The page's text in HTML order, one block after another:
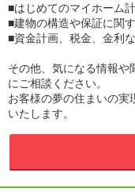
■はじめてのマイホーム
■建物の構造や保証に関
■資金計画、税金、金利
その他、気になる情報や
にご相談ください。
お客様の夢の住まいの実
いたします。